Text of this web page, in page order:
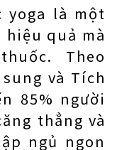
yoga là một
quả mà
Theo
và Tích
85% người
thẳng và
ngủ ngon